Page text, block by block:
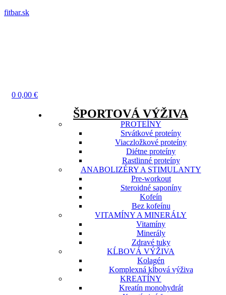
fitbar.sk
0 0,00 €
ŠPORTOVÁ VÝŽIVA
PROTEÍNY
Srvátkové proteíny
Viaczložkové proteíny
Diétne proteíny
Rastlinné proteíny
ANABOLIZÉRY A STIMULANTY
Pre-workout
Steroidné saponíny
Kofeín
Bez kofeínu
VITAMÍNY A MINERÁLY
Vitamíny
Minerály
Zdravé tuky
KĹBOVÁ VÝŽIVA
Kolagén
Komplexná kĺbová výživa
KREATÍNY
Kreatín monohydrát